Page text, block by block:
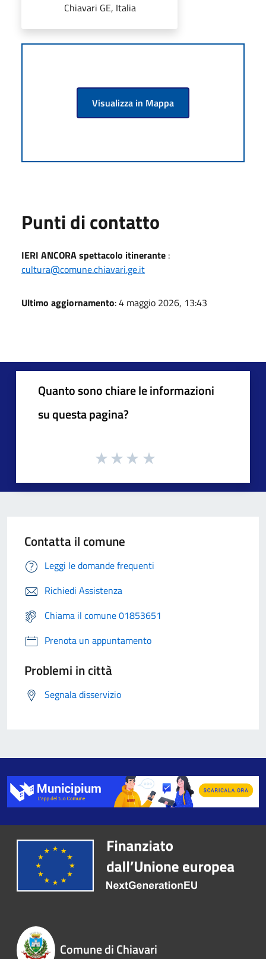
Chiavari GE, Italia
Visualizza in Mappa
Punti di contatto
IERI ANCORA spettacolo itinerante :
cultura@comune.chiavari.ge.it
Ultimo aggiornamento: 4 maggio 2026, 13:43
Quanto sono chiare le informazioni
su questa pagina?
Contatta il comune
Leggi le domande frequenti
Richiedi Assistenza
Chiama il comune 01853651
Prenota un appuntamento
Problemi in città
Segnala disservizio
Comune di Chiavari